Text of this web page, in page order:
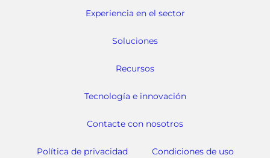
Experiencia en el sector
Soluciones
Recursos
Tecnología e innovación
Contacte con nosotros
Política de privacidad Condiciones de uso